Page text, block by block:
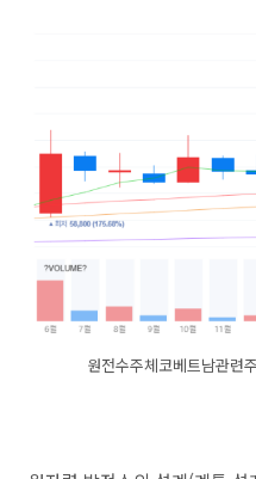
원전수주체코베트남관련